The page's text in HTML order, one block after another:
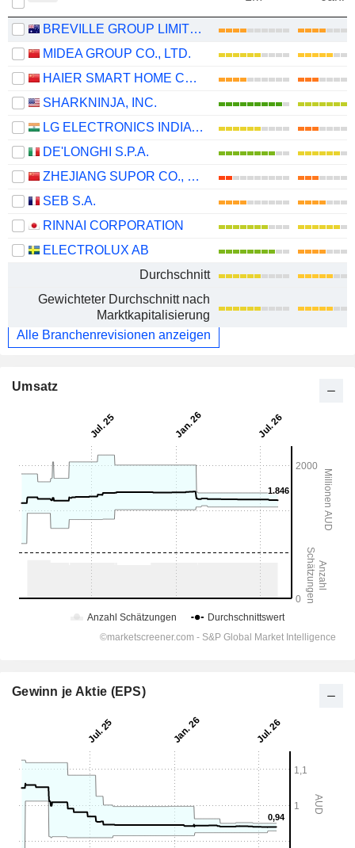
BREVILLE GROUP LIMITED
MIDEA GROUP CO., LTD.
HAIER SMART HOME CO., LTD.
SHARKNINJA, INC.
LG ELECTRONICS INDIA LIMITED
DE'LONGHI S.P.A.
ZHEJIANG SUPOR CO., LTD.
SEB S.A.
RINNAI CORPORATION
ELECTROLUX AB
Durchschnitt
Gewichteter Durchschnitt nach
Marktkapitalisierung
Alle Branchenrevisionen anzeigen
Umsatz
Gewinn je Aktie (EPS)